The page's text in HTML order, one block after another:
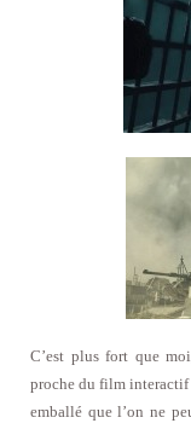
C’est plus fort que
proche du film interactif
emballé que l’on ne